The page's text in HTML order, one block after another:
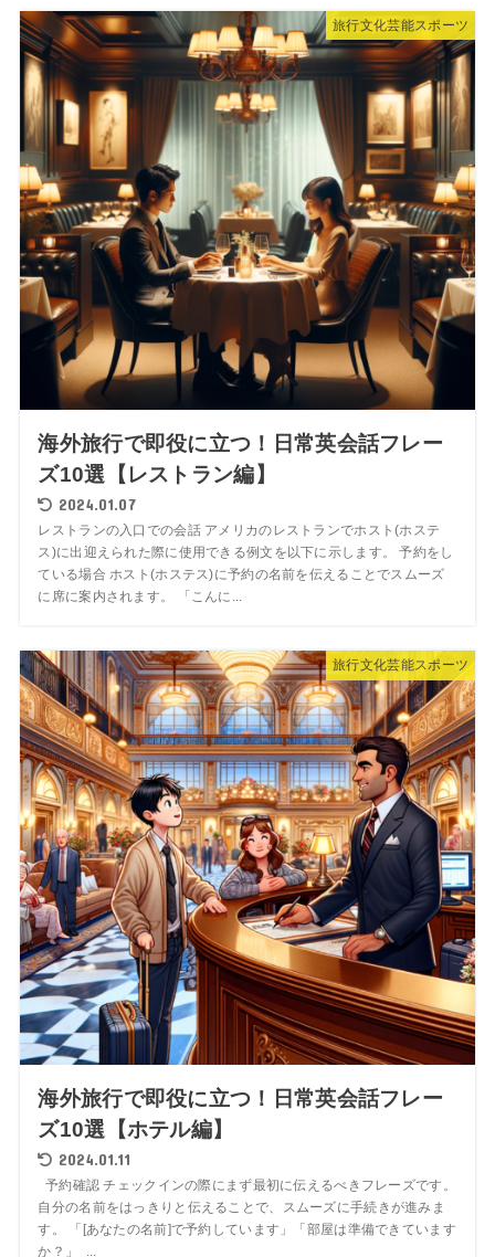
旅行文化芸能スポーツ
海外旅行で即役に立つ！日常英会話フレー
ズ10選【レストラン編】
2024.01.07
レストランの入口での会話 アメリカのレストランでホスト(ホステ
ス)に出迎えられた際に使用できる例文を以下に示します。 予約をし
ている場合 ホスト(ホステス)に予約の名前を伝えることでスムーズ
に席に案内されます。 「こんに...
旅行文化芸能スポーツ
海外旅行で即役に立つ！日常英会話フレー
ズ10選【ホテル編】
2024.01.11
予約確認 チェックインの際にまず最初に伝えるべきフレーズです。
自分の名前をはっきりと伝えることで、スムーズに手続きが進みま
す。 「[あなたの名前]で予約しています」「部屋は準備できています
か？」 ...